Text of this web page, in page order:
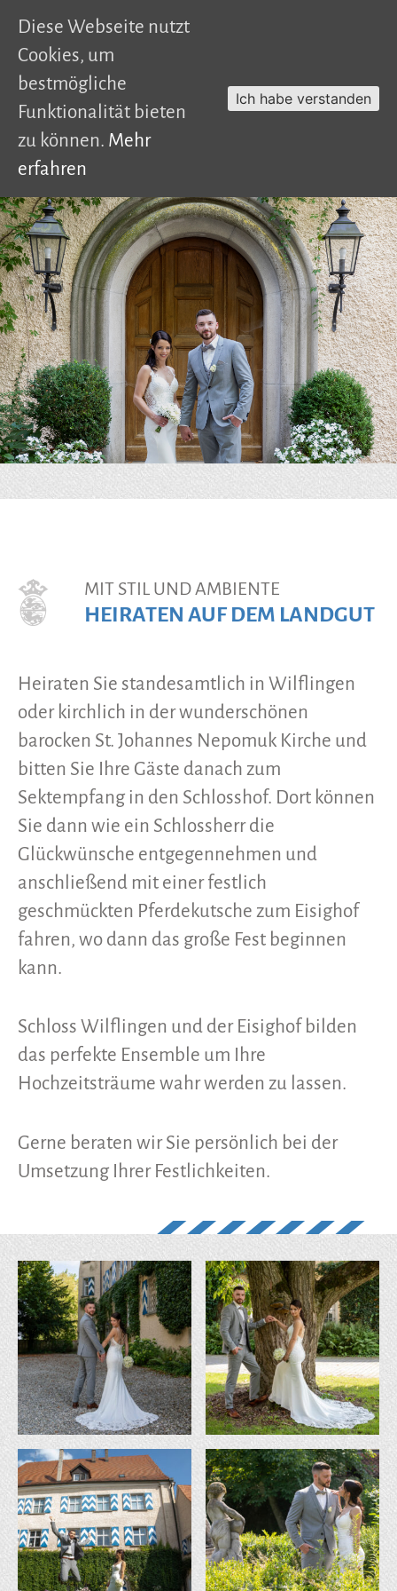
Skip
to
content
MIT STIL UND AMBIENTE
HEIRATEN AUF DEM LANDGUT
Heiraten Sie standesamtlich in Wilflingen
oder kirchlich in der wunderschönen
barocken St. Johannes Nepomuk Kirche und
bitten Sie Ihre Gäste danach zum
Sektempfang in den Schlosshof. Dort können
Sie dann wie ein Schlossherr die
Glückwünsche entgegennehmen und
anschließend mit einer festlich
geschmückten Pferdekutsche zum Eisighof
fahren, wo dann das große Fest beginnen
kann.
Schloss Wilflingen und der Eisighof bilden
das perfekte Ensemble um Ihre
Hochzeitsträume wahr werden zu lassen.
Gerne beraten wir Sie persönlich bei der
Umsetzung Ihrer Festlichkeiten.
Diese Webseite nutzt
Cookies, um
bestmögliche
Funktionalität bieten
zu können. Mehr
erfahren
Ich habe verstanden